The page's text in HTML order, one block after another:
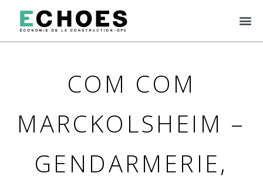
COM COM
MARCKOLSHEIM –
GENDARMERIE,